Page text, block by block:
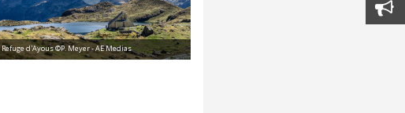
Refuge d'Ayous ©P. Meyer - AE Medias